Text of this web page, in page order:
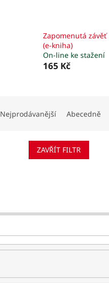
Zapomenutá závěť
(e-kniha)
On-line ke stažení
165 Kč
Nejprodávanější Abecedně
ZAVŘÍT FILTR